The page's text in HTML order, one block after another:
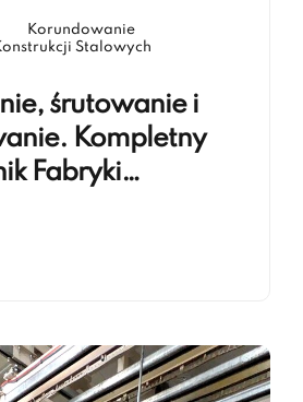
Korundowanie
Stalowych
śrutowanie i
Kompletny
Fabryki